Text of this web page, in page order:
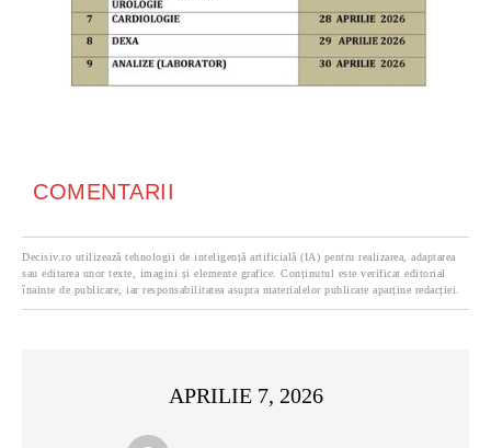
COMENTARII
Decisiv.ro utilizează tehnologii de inteligență artificială (IA) pentru realizarea, adaptarea
sau editarea unor texte, imagini și elemente grafice. Conținutul este verificat editorial
înainte de publicare, iar responsabilitatea asupra materialelor publicate aparține redacției.
APRILIE 7, 2026